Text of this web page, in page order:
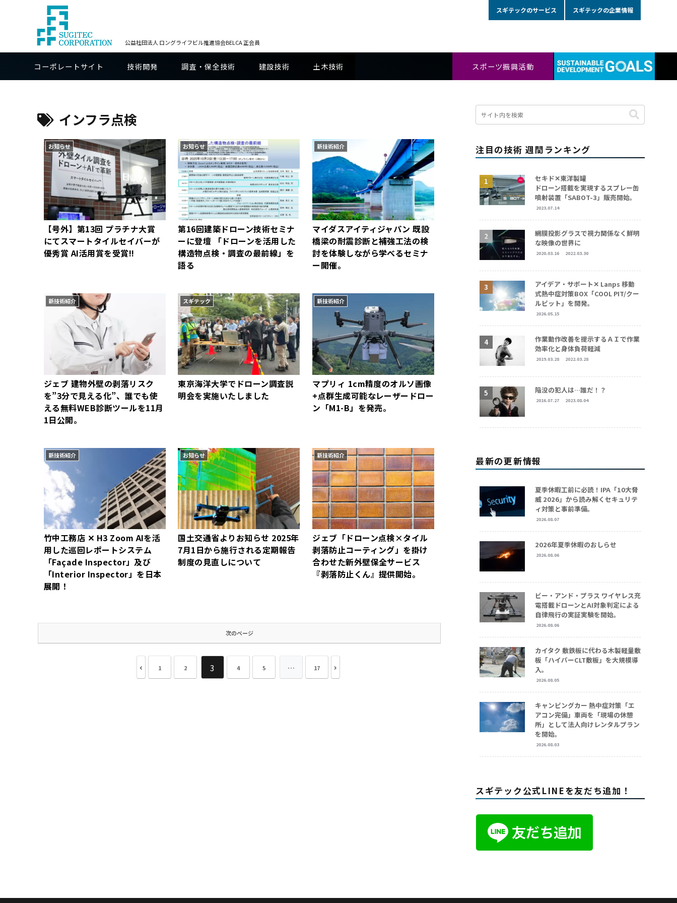
公益社団法人 ロングライフビル推進協会BELCA 正会員
スギテックのサービス スギテックの企業情報
コーポレートサイト 技術開発 調査・保全技術 建設技術 土木技術 スポーツ振興活動
インフラ点検
お知らせ
【号外】第13回 プラチナ大賞
にてスマートタイルセイバーが
優秀賞 AI活用賞を受賞!!
お知らせ
第16回建築ドローン技術セミナ
ーに登壇 「ドローンを活用した
構造物点検・調査の最前線」を
語る
新技術紹介
マイダスアイティジャパン 既設
橋梁の耐震診断と補強工法の検
討を体験しながら学べるセミナ
ー開催。
新技術紹介
ジェブ 建物外壁の剥落リスク
を”3分で見える化”、誰でも使
える無料WEB診断ツールを11月
1日公開。
スギテック
東京海洋大学でドローン調査説
明会を実施いたしました
新技術紹介
マプリィ 1cm精度のオルソ画像
+点群生成可能なレーザードロー
ン「M1-B」を発売。
新技術紹介
竹中工務店 ✕ H3 Zoom AIを活
用した巡回レポートシステム
「Façade Inspector」及び
「Interior Inspector」を日本
展開！
お知らせ
国土交通省よりお知らせ 2025年
7月1日から施行される定期報告
制度の見直しについて
新技術紹介
ジェブ「ドローン点検×タイル
剥落防止コーティング」を掛け
合わせた新外壁保全サービス
『剥落防止くん』提供開始。
次のページ
1 2 3 4 5 … 17
注目の技術 週間ランキング
セキド✕東洋製罐
ドローン搭載を実現するスプレー缶
噴射装置「SABOT-3」販売開始。
2023.07.14
網膜投影グラスで視力関係なく鮮明
な映像の世界に
2020.03.16 2022.03.30
アイデア・サポート✕ Lanps 移動
式熱中症対策BOX「COOL PIT/クー
ルピット」を開発。
2026.05.15
作業動作改善を提示するＡＩで作業
効率化と身体負荷軽減
2019.03.28 2022.03.28
陥没の犯人は…誰だ！？
2016.07.27 2023.08.04
最新の更新情報
夏季休暇工前に必読！IPA「10大脅
威 2026」から読み解くセキュリテ
ィ対策と事前準備。
2026.08.07
2026年夏季休暇のおしらせ
2026.08.06
ビー・アンド・プラス ワイヤレス充
電搭載ドローンとAI対象判定による
自律飛行の実証実験を開始。
2026.08.06
カイタク 敷鉄板に代わる木製軽量敷
板「ハイパーCLT敷板」を大規模導
入。
2026.08.05
キャンピングカー 熱中症対策「エ
アコン完備」車両を「現場の休憩
所」として法人向けレンタルプラン
を開始。
2026.08.03
スギテック公式LINEを友だち追加！